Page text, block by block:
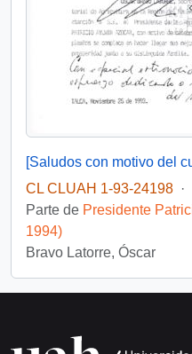
CL CLUAH 1-93-24198 ·
Parte de Presidente
1994)
Bravo Latorre, Óscar